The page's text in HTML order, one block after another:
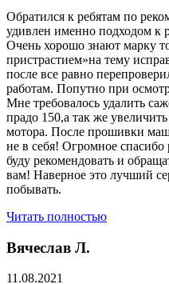
Обратился к ребятам по
удивлен именно подходом к
Очень хорошо знают марку
пристрастием»на тему
после все равно
работам. Попутно при
Мне требовалось удалить
прадо 150,а так же
мотора. После прошивки
не в себя! Огромное спасибо
буду рекомендовать и
вам! Наверное это лучший
побывать.
Читать полностью
Вячеслав Л.
11.08.2021